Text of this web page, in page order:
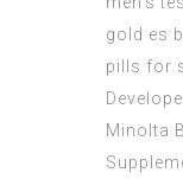
gold es
pills for
Minolta